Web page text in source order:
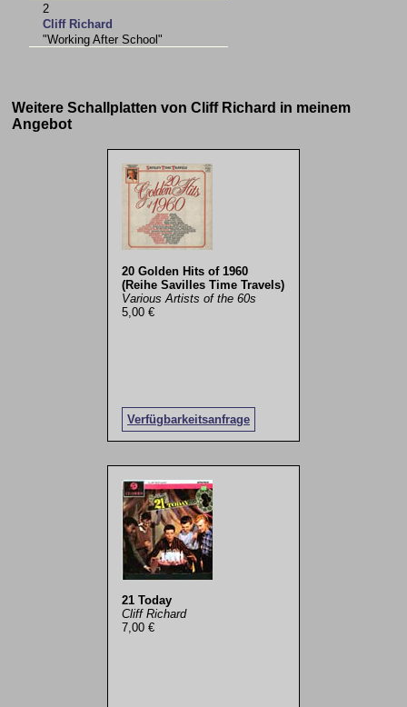
2
Cliff Richard
"Working After School"
Weitere Schallplatten von Cliff Richard in meinem
Angebot
20 Golden Hits of 1960
(Reihe Savilles Time Travels)
Various Artists of the 60s
5,00 €
Verfügbarkeitsanfrage
21 Today
Cliff Richard
7,00 €